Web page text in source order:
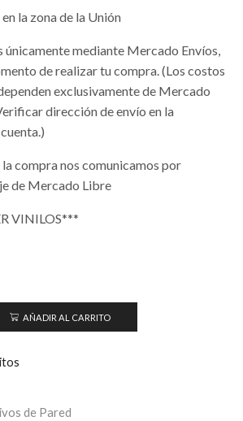
la zona de la Unión
únicamente mediante Mercado Envíos,
de realizar tu compra. (Los costos
exclusivamente de Mercado
dirección de envío en la
compra nos comunicamos por
de Mercado Libre
VINILOS***
AÑADIR AL CARRITO
de Pared